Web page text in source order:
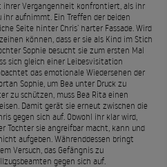
ihrer Vergangenheit konfrontiert, als ihr
aufnimmt. Ein Treffen der beiden
Seite hinter Chris’ harter Fassade. Wird
können, dass er sie als Kind im Stich
Sophie besucht sie zum ersten Mal
sich gleich einer Leibesvisitation
das emotionale Wiedersehen der
Sophie, um Bea unter Druck zu
zu schützen, muss Bea Rita einen
Damit gerät sie erneut zwischen die
gegen sich auf. Obwohl ihr klar wird,
Tochter sie angreifbar macht, kann und
aufgeben. Währenddessen bringt
Versuch, das Gefängnis zu
gegen sich auf.